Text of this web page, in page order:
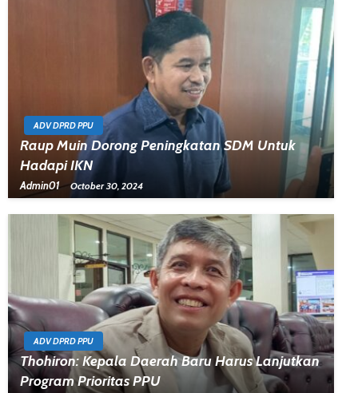
ADV DPRD PPU
Raup Muin Dorong Peningkatan SDM Untuk
Hadapi IKN
Admin01 October 30, 2024
ADV DPRD PPU
Thohiron: Kepala Daerah Baru Harus Lanjutkan
Program Prioritas PPU